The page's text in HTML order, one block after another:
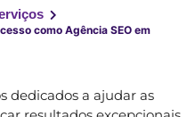
como Agência SEO em
dedicados a ajudar as